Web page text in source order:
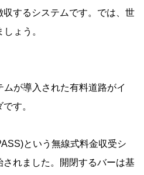
するシステムです。では、世
ょう。
が導入された有料道路がイ
す。
という無線式料金収受シ
れました。開閉するバーは基